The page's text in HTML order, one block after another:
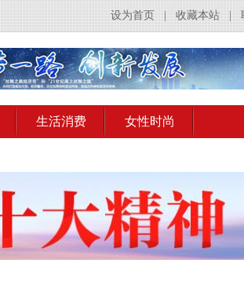
收藏本站
设为首页
生活消费 女性时尚